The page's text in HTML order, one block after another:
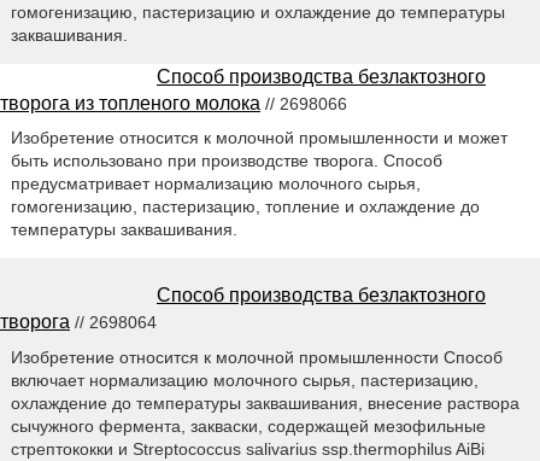
гомогенизацию, пастеризацию и охлаждение до температуры
заквашивания.
Способ производства безлактозного
творога из топленого молока // 2698066
Изобретение относится к молочной промышленности и может
быть использовано при производстве творога. Способ
предусматривает нормализацию молочного сырья,
гомогенизацию, пастеризацию, топление и охлаждение до
температуры заквашивания.
Способ производства безлактозного
творога // 2698064
Изобретение относится к молочной промышленности Способ
включает нормализацию молочного сырья, пастеризацию,
охлаждение до температуры заквашивания, внесение раствора
сычужного фермента, закваски, содержащей мезофильные
стрептококки и Streptococcus salivarius ssp.thermophilus AiBi